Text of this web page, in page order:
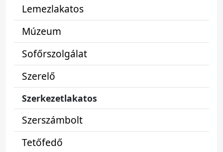
Lemezlakatos
Múzeum
Sofőrszolgálat
Szerelő
Szerkezetlakatos
Szerszámbolt
Tetőfedő